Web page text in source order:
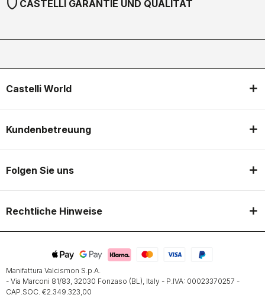
shield CASTELLI GARANTIE UND QUALITÄT
Castelli World
Kundenbetreuung
Folgen Sie uns
Rechtliche Hinweise
Manifattura Valcismon S.p.A.
- Via Marconi 81/83, 32030 Fonzaso (BL), Italy - P.IVA: 00023370257 -
CAP.SOC. €2.349.323,00